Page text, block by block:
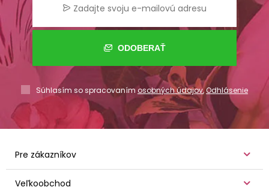
ODOBERAŤ
Súhlasím so spracovaním osobných údajov,Odhlásenie
Pre zákazníkov
Veľkoobchod